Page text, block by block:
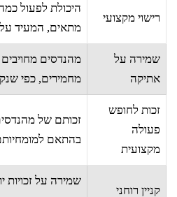
רישוי מקצועי
היכולת לפעול
מתאים, המעיד
שמירה על
אתיקה
מהנדסים
מחמירים, כפי
זכות לחופש
פעולה
מקצועית
זכותם של
בהתאם
קניין רוחני
שמירה על זכויות